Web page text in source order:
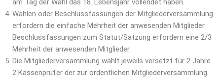
am Tag der Wahl das 18. Lebensjahr vollendet haben.
Wahlen oder Beschlussfassungen der Mitgliederversammlung
erfordern die einfache Mehrheit der anwesenden Mitglieder.
Beschlussfassungen zum Statut/Satzung erfordern eine 2/3
Mehrheit der anwesenden Mitglieder.
Die Mitgliederversammlung wählt jeweils versetzt für 2 Jahre
2 Kassenprüfer der zur ordentlichen Mitgliederversammlung